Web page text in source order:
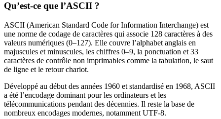
Qu’est-ce que l’ASCII ?
ASCII (American Standard Code for Information Interchange) est
une norme de codage de caractères qui associe 128 caractères à des
valeurs numériques (0–127). Elle couvre l’alphabet anglais en
majuscules et minuscules, les chiffres 0–9, la ponctuation et 33
caractères de contrôle non imprimables comme la tabulation, le saut
de ligne et le retour chariot.
Développé au début des années 1960 et standardisé en 1968, ASCII
a été l’encodage dominant pour les ordinateurs et les
télécommunications pendant des décennies. Il reste la base de
nombreux encodages modernes, notamment UTF-8.